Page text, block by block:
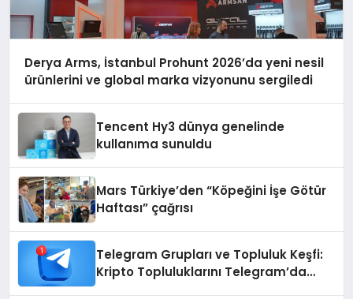
Derya Arms, İstanbul Prohunt 2026’da yeni nesil
ürünlerini ve global marka vizyonunu sergiledi
Tencent Hy3 dünya genelinde
kullanıma sunuldu
Mars Türkiye’den “Köpeğini İşe Götür
Haftası” çağrısı
Telegram Grupları ve Topluluk Keşfi:
Kripto Topluluklarını Telegram’da